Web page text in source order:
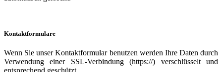
Kontaktformulare
Wenn Sie unser Kontaktformular benutzen werden Ihre Daten durch
Verwendung einer SSL-Verbindung (https://) verschlüsselt und